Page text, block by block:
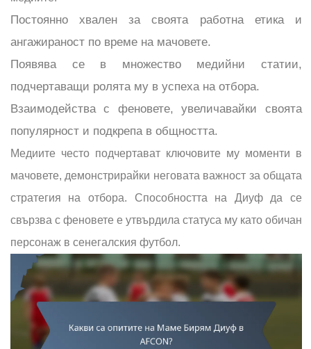
Постоянно хвален за своята работна етика и
ангажираност по време на мачовете.
Появява се в множество медийни статии,
подчертаващи ролята му в успеха на отбора.
Взаимодейства с феновете, увеличавайки своята
популярност и подкрепа в общността.
Медиите често подчертават ключовите му моменти в
мачовете, демонстрирайки неговата важност за общата
стратегия на отбора. Способността на Диуф да се
свързва с феновете е утвърдила статуса му като обичан
персонаж в сенегалския футбол.